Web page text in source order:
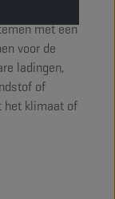
met een
voor de
ladingen,
of
het klimaat of